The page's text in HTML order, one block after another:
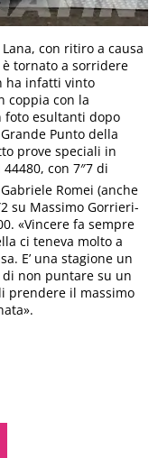
con ritiro a causa
tornato a sorridere
ha infatti vinto
coppia con la
foto esultanti dopo
Punto della
prove speciali in
con 7″7 di
Romei (anche
su Massimo Gorrieri-
«Vincere fa sempre
ci teneva molto a
E’ una stagione un
di non puntare su un
prendere il massimo